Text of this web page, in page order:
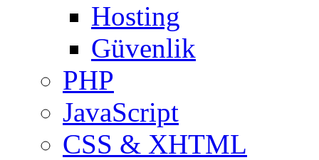
Hosting
Güvenlik
PHP
JavaScript
CSS & XHTML